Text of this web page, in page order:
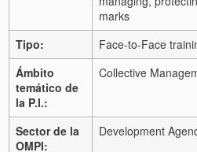
marks
Tipo:
Face-to-Face
Ámbito
temático de
la P.I.:
Collective
Sector de la
OMPI:
Development